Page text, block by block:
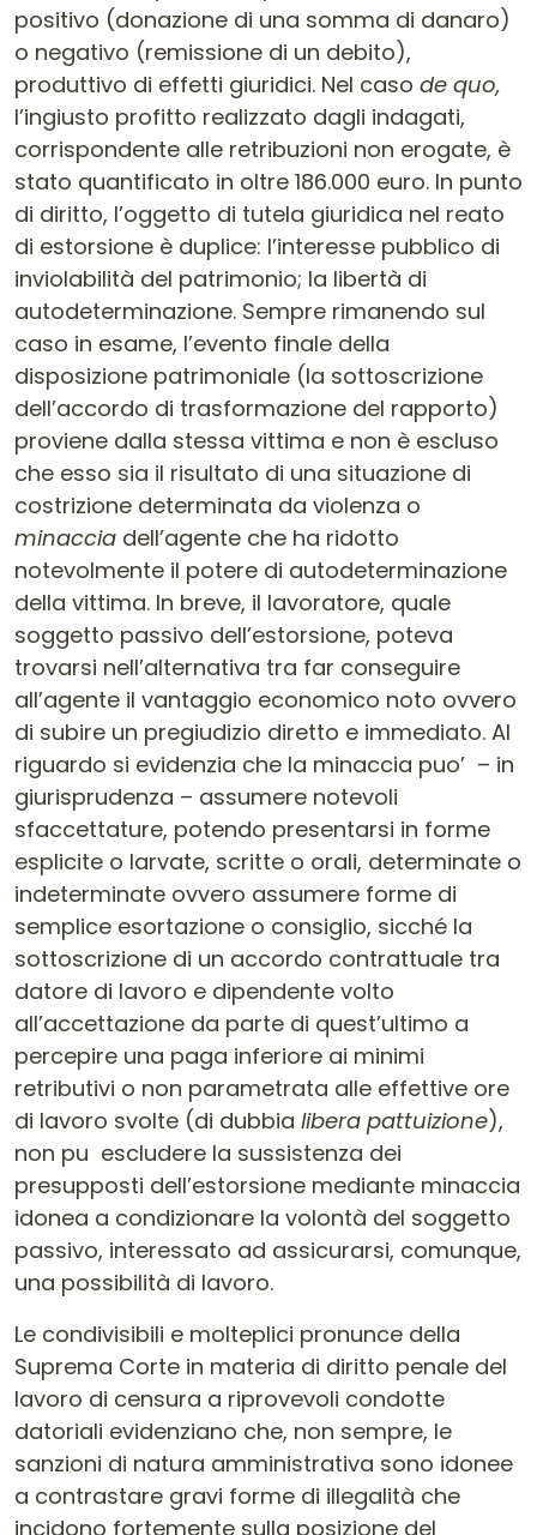
positivo (donazione di una somma di danaro)
o negativo (remissione di un debito),
produttivo di effetti giuridici. Nel caso de quo,
l’ingiusto profitto realizzato dagli indagati,
corrispondente alle retribuzioni non erogate, è
stato quantificato in oltre 186.000 euro. In punto
di diritto, l’oggetto di tutela giuridica nel reato
di estorsione è duplice: l’interesse pubblico di
inviolabilità del patrimonio; la libertà di
autodeterminazione. Sempre rimanendo sul
caso in esame, l’evento finale della
disposizione patrimoniale (la sottoscrizione
dell’accordo di trasformazione del rapporto)
proviene dalla stessa vittima e non è escluso
che esso sia il risultato di una situazione di
costrizione determinata da violenza o
minaccia dell’agente che ha ridotto
notevolmente il potere di autodeterminazione
della vittima. In breve, il lavoratore, quale
soggetto passivo dell’estorsione, poteva
trovarsi nell’alternativa tra far conseguire
all’agente il vantaggio economico noto ovvero
di subire un pregiudizio diretto e immediato. Al
riguardo si evidenzia che la minaccia puo’ – in
giurisprudenza – assumere notevoli
sfaccettature, potendo presentarsi in forme
esplicite o larvate, scritte o orali, determinate o
indeterminate ovvero assumere forme di
semplice esortazione o consiglio, sicché la
sottoscrizione di un accordo contrattuale tra
datore di lavoro e dipendente volto
all’accettazione da parte di quest’ultimo a
percepire una paga inferiore ai minimi
retributivi o non parametrata alle effettive ore
di lavoro svolte (di dubbia libera pattuizione),
non pu escludere la sussistenza dei
presupposti dell’estorsione mediante minaccia
idonea a condizionare la volontà del soggetto
passivo, interessato ad assicurarsi, comunque,
una possibilità di lavoro.
Le condivisibili e molteplici pronunce della
Suprema Corte in materia di diritto penale del
lavoro di censura a riprovevoli condotte
datoriali evidenziano che, non sempre, le
sanzioni di natura amministrativa sono idonee
a contrastare gravi forme di illegalità che
incidono fortemente sulla posizione del